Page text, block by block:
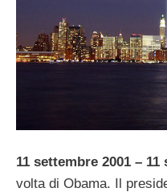
11 settembre 2001 – 11
volta di Obama. Il